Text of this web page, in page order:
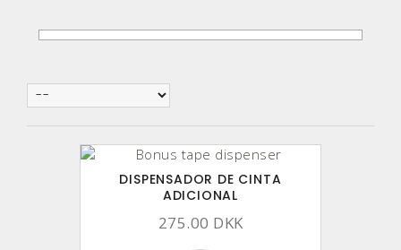
DISPENSADOR DE CINTA
ADICIONAL
275.00 DKK